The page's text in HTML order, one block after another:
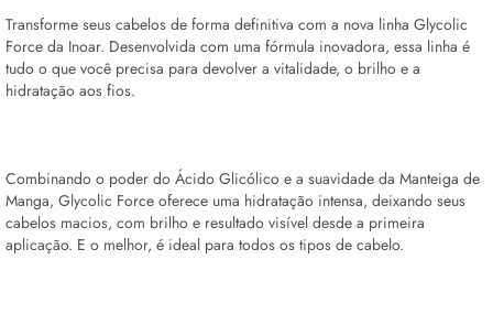
Transforme seus cabelos de forma definitiva com a nova linha Glycolic
Force da Inoar. Desenvolvida com uma fórmula inovadora, essa linha é
tudo o que você precisa para devolver a vitalidade, o brilho e a
hidratação aos fios.
Combinando o poder do Ácido Glicólico e a suavidade da Manteiga de
Manga, Glycolic Force oferece uma hidratação intensa, deixando seus
cabelos macios, com brilho e resultado visível desde a primeira
aplicação. E o melhor, é ideal para todos os tipos de cabelo.